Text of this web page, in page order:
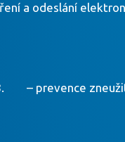
a odeslání
zneužití